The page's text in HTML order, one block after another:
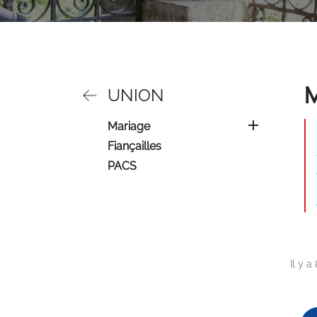
UNION
Mariage 
Fiançailles
PACS
Il y a